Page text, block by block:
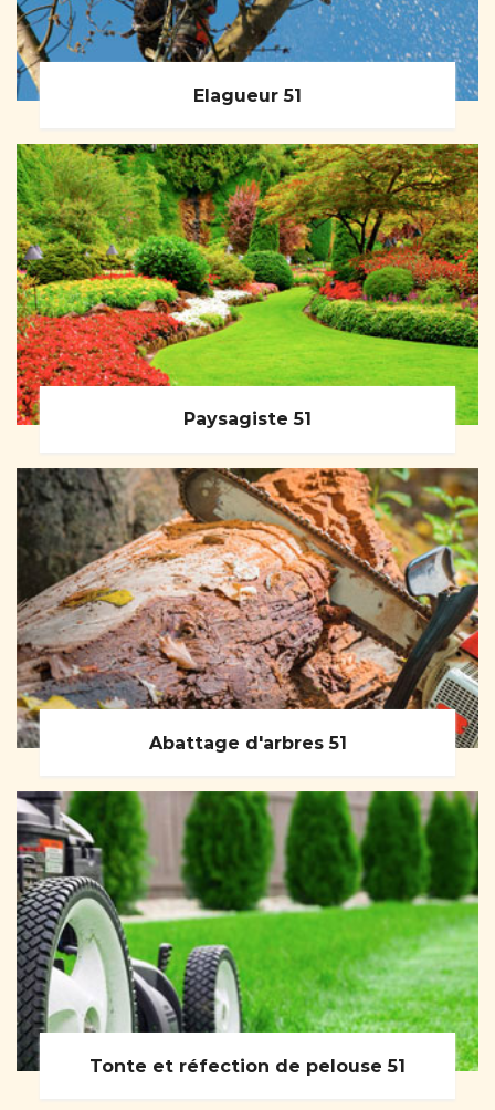
Elagueur 51
Paysagiste 51
Abattage d'arbres 51
Tonte et réfection de pelouse 51